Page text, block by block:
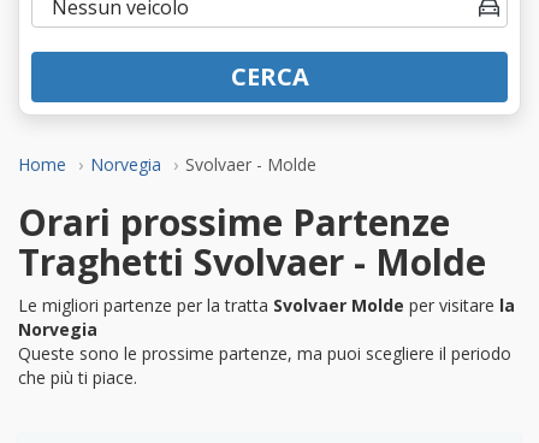
Home Norvegia Svolvaer - Molde
CERCA
Orari prossime Partenze
Traghetti Svolvaer - Molde
Le migliori partenze per la tratta Svolvaer Molde per visitare la
Norvegia
Queste sono le prossime partenze, ma puoi scegliere il periodo
che più ti piace.